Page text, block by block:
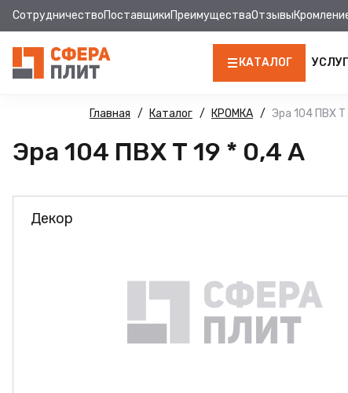
СотрудничествоПоставщикиПреимуществаОтзывы
КАТАЛОГ
ЛДСП
КРОМКА
ХДФ
ДВПО
Главная Каталог КРОМКА Эра 104 ПВХ Т
Эра 104 ПВХ Т 19 * 0,4 А
Декор